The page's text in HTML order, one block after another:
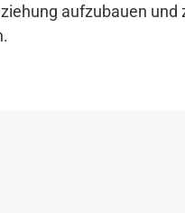
aufzubauen und